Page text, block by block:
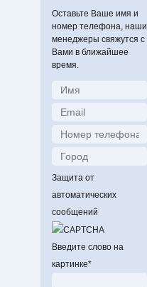
Оставьте Ваше имя и
номер телефона, наши
менеджеры свяжутся с
Вами в ближайшее
время.
Защита от
автоматических
сообщений
Введите слово на
картинке*